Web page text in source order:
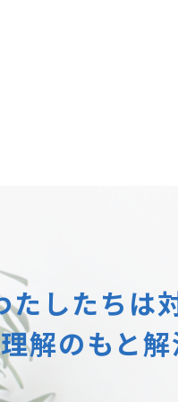
たしたちは
解のもと